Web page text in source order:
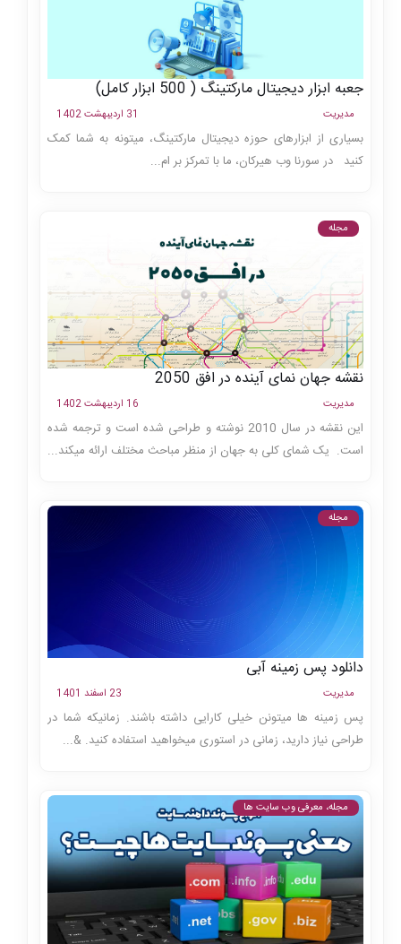
جعبه ابزار دیجیتال مارکتینگ ( 500 ابزار کامل)
مدیریت 31 اردیبهشت 1402
بسیاری از ابزارهای حوزه دیجیتال مارکتینگ، میتونه به شما کمک
کنید در سورنا وب هیرکان، ما با تمرکز بر ام...
مجله
نقشه جهان نمای آینده در افق 2050
مدیریت 16 اردیبهشت 1402
این نقشه در سال 2010 نوشته و طراحی شده است و ترجمه شده
است. یک شمای کلی به جهان از منظر مباحث مختلف ارائه میکند...
مجله
دانلود پس زمینه آبی
مدیریت 23 اسفند 1401
پس زمینه ها میتونن خیلی کارایی داشته باشند. زمانیکه شما در
طراحی نیاز دارید، زمانی در استوری میخواهید استفاده کنید. &...
مجله، معرفی وب سایت ها